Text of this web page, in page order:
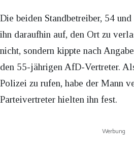
Die beiden Standbetreiber, 54
ihn daraufhin auf, den Ort zu
nicht, sondern kippte nach
den 55-jährigen AfD-Vertreter.
Polizei zu rufen, habe der Mann
Parteivertreter hielten ihn fest.
Werbung